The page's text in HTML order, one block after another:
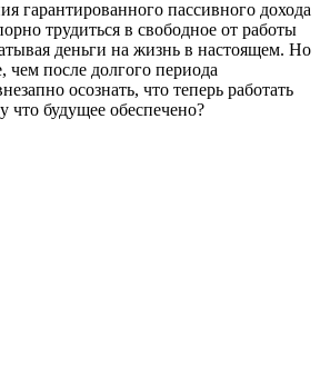
гарантированного пассивного дохода
трудиться в свободное от работы
деньги на жизнь в настоящем. Но
после долгого периода
осознать, что теперь работать
что будущее обеспечено?